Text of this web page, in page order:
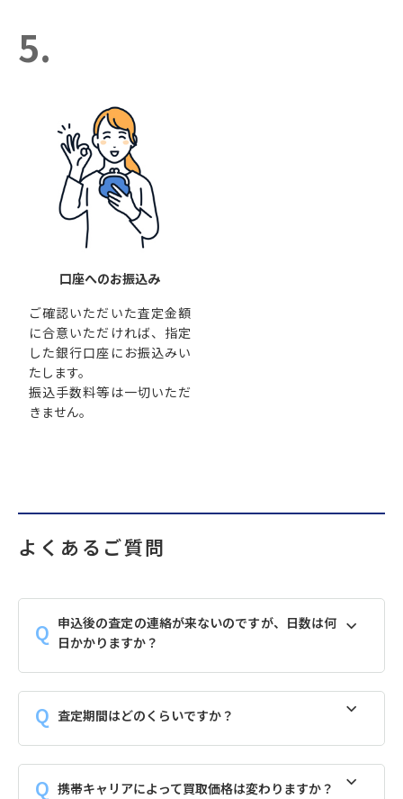
5.
口座へのお振込み
ご確認いただいた査定金額
に合意いただければ、指定
した銀行口座にお振込みい
たします。
振込手数料等は一切いただ
きません。
よくあるご質問
申込後の査定の連絡が来ないのですが、日数は何
日かかりますか？
査定期間はどのくらいですか？
携帯キャリアによって買取価格は変わりますか？